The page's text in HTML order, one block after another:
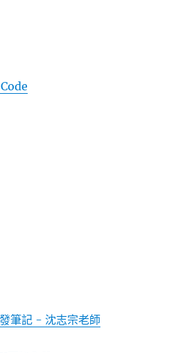
筆記 - 沈志宗老師